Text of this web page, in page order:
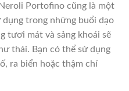
Portofino cũng là một
trong những buổi dạo
tươi mát và sảng khoái sẽ
thái. Bạn có thể sử dụng
ra biển hoặc thậm chí